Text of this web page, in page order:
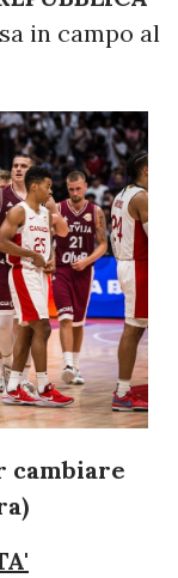
in campo al
cambiare